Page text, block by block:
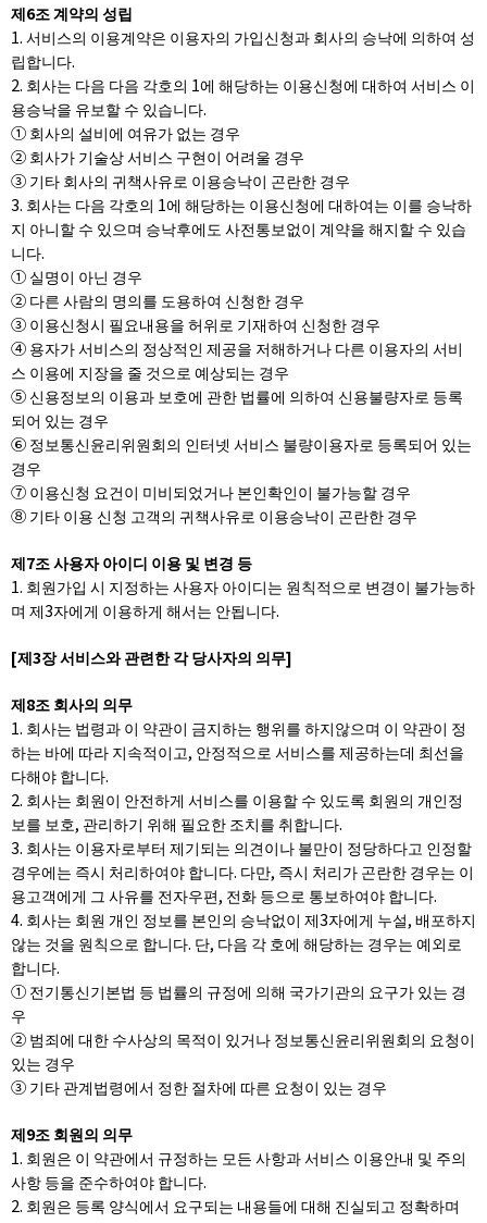
제6조 계약의 성립
1. 서비스의 이용계약은 이용자의 가입신청과 회사의 승낙에 의하여 성
립합니다.
2. 회사는 다음 다음 각호의 1에 해당하는 이용신청에 대하여 서비스 이
용승낙을 유보할 수 있습니다.
① 회사의 설비에 여유가 없는 경우
② 회사가 기술상 서비스 구현이 어려울 경우
③ 기타 회사의 귀책사유로 이용승낙이 곤란한 경우
3. 회사는 다음 각호의 1에 해당하는 이용신청에 대하여는 이를 승낙하
지 아니할 수 있으며 승낙후에도 사전통보없이 계약을 해지할 수 있습
니다.
① 실명이 아닌 경우
② 다른 사람의 명의를 도용하여 신청한 경우
③ 이용신청시 필요내용을 허위로 기재하여 신청한 경우
④ 용자가 서비스의 정상적인 제공을 저해하거나 다른 이용자의 서비
스 이용에 지장을 줄 것으로 예상되는 경우
⑤ 신용정보의 이용과 보호에 관한 법률에 의하여 신용불량자로 등록
되어 있는 경우
⑥ 정보통신윤리위원회의 인터넷 서비스 불량이용자로 등록되어 있는
경우
⑦ 이용신청 요건이 미비되었거나 본인확인이 불가능할 경우
⑧ 기타 이용 신청 고객의 귀책사유로 이용승낙이 곤란한 경우
제7조 사용자 아이디 이용 및 변경 등
1. 회원가입 시 지정하는 사용자 아이디는 원칙적으로 변경이 불가능하
며 제3자에게 이용하게 해서는 안됩니다.
[제3장 서비스와 관련한 각 당사자의 의무]
제8조 회사의 의무
1. 회사는 법령과 이 약관이 금지하는 행위를 하지않으며 이 약관이 정
하는 바에 따라 지속적이고, 안정적으로 서비스를 제공하는데 최선을
다해야 합니다.
2. 회사는 회원이 안전하게 서비스를 이용할 수 있도록 회원의 개인정
보를 보호, 관리하기 위해 필요한 조치를 취합니다.
3. 회사는 이용자로부터 제기되는 의견이나 불만이 정당하다고 인정할
경우에는 즉시 처리하여야 합니다. 다만, 즉시 처리가 곤란한 경우는 이
용고객에게 그 사유를 전자우편, 전화 등으로 통보하여야 합니다.
4. 회사는 회원 개인 정보를 본인의 승낙없이 제3자에게 누설, 배포하지
않는 것을 원칙으로 합니다. 단, 다음 각 호에 해당하는 경우는 예외로
합니다.
① 전기통신기본법 등 법률의 규정에 의해 국가기관의 요구가 있는 경
우
② 범죄에 대한 수사상의 목적이 있거나 정보통신윤리위원회의 요청이
있는 경우
③ 기타 관계법령에서 정한 절차에 따른 요청이 있는 경우
제9조 회원의 의무
1. 회원은 이 약관에서 규정하는 모든 사항과 서비스 이용안내 및 주의
사항 등을 준수하여야 합니다.
2. 회원은 등록 양식에서 요구되는 내용들에 대해 진실되고 정확하며